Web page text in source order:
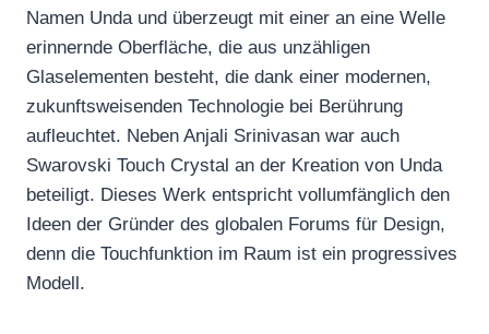
Namen Unda und überzeugt mit einer an eine Welle
erinnernde Oberfläche, die aus unzähligen
Glaselementen besteht, die dank einer modernen,
zukunftsweisenden Technologie bei Berührung
aufleuchtet. Neben Anjali Srinivasan war auch
Swarovski Touch Crystal an der Kreation von Unda
beteiligt. Dieses Werk entspricht vollumfänglich den
Ideen der Gründer des globalen Forums für Design,
denn die Touchfunktion im Raum ist ein progressives
Modell.